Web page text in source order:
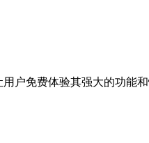
户免费体验其强大的功能